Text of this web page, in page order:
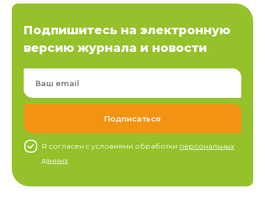
Подпишитесь на электронную
версию журнала и новости
Я согласен c условиями обработки персональных
данных